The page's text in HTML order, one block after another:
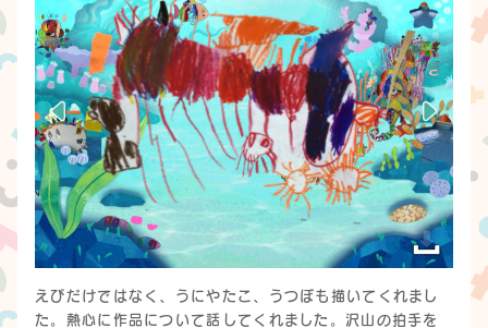
えびだけではなく、うにやたこ、うつぼも描いてくれまし
た。熱心に作品について話してくれました。沢山の拍手を